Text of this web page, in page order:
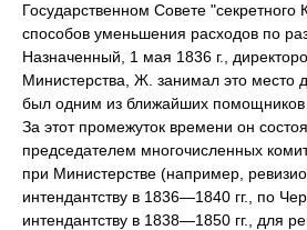
Государственном Совете "секретного
способов уменьшения расходов по
Назначенный, 1 мая 1836 г.,
Министерства, Ж. занимал это место
был одним из ближайших
За этот промежуток времени он
председателем многочисленных
при Министерстве (например,
интендантству в 1836—1840 гг., по
интендантству в 1838—1850 гг., для